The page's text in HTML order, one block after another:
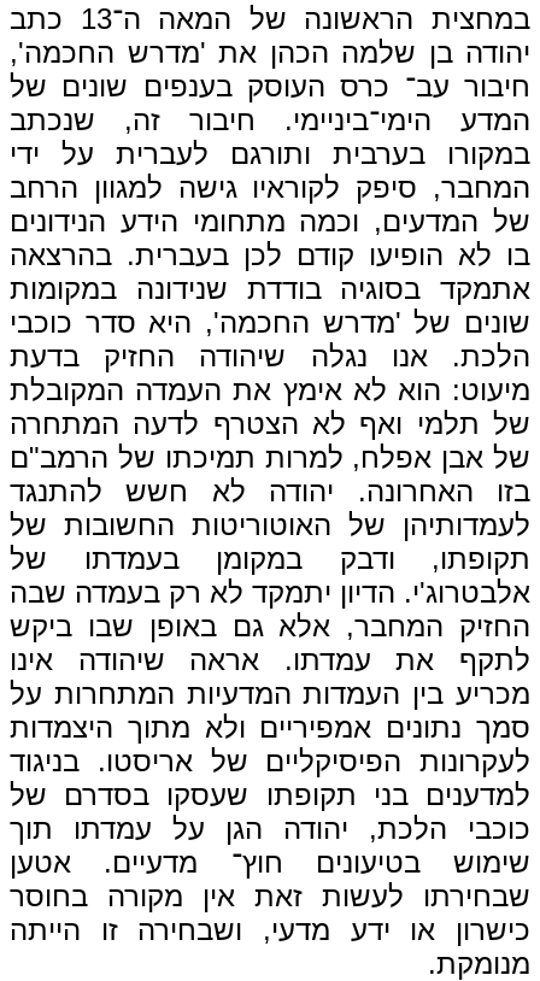
במחצית הראשונה של המאה ה־13 כתב
יהודה בן שלמה הכהן את 'מדרש החכמה',
חיבור עב־ כרס העוסק בענפים שונים של
המדע הימי־ביניימי. חיבור זה, שנכתב
במקורו בערבית ותורגם לעברית על ידי
המחבר, סיפק לקוראיו גישה למגוון הרחב
של המדעים, וכמה מתחומי הידע הנידונים
בו לא הופיעו קודם לכן בעברית. בהרצאה
אתמקד בסוגיה בודדת שנידונה במקומות
שונים של 'מדרש החכמה', היא סדר כוכבי
הלכת. אנו נגלה שיהודה החזיק בדעת
מיעוט: הוא לא אימץ את העמדה המקובלת
של תלמי ואף לא הצטרף לדעה המתחרה
של אבן אפלח, למרות תמיכתו של הרמב"ם
בזו האחרונה. יהודה לא חשש להתנגד
לעמדותיהן של האוטוריטות החשובות של
תקופתו, ודבק במקומן בעמדתו של
אלבטרוג'י. הדיון יתמקד לא רק בעמדה שבה
החזיק המחבר, אלא גם באופן שבו ביקש
לתקף את עמדתו. אראה שיהודה אינו
מכריע בין העמדות המדעיות המתחרות על
סמך נתונים אמפיריים ולא מתוך היצמדות
לעקרונות הפיסיקליים של אריסטו. בניגוד
למדענים בני תקופתו שעסקו בסדרם של
כוכבי הלכת, יהודה הגן על עמדתו תוך
שימוש בטיעונים חוץ־ מדעיים. אטען
שבחירתו לעשות זאת אין מקורה בחוסר
כישרון או ידע מדעי, ושבחירה זו הייתה
מנומקת.